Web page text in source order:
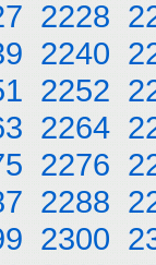
2228
2240
2252
2264
2276
2288
2300